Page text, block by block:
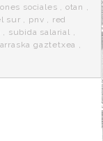
sociales , otan ,
sur , pnv , red
, subida salarial ,
gaztetxea ,